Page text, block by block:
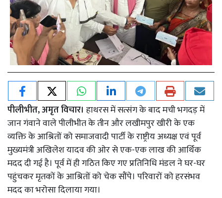
पीलीभीत, अमृत विचार। हाथरस में सत्संग के बाद मची भगदड़ में
जान गंवाने वाले पीलीभीत के तीन और लखीमपुर खीरी के एक
व्यक्ति के आश्रितों को समाजवादी पार्टी के राष्ट्रीय अध्यक्ष एवं पूर्व
मुख्यमंत्री अखिलेश यादव की ओर से एक-एक लाख की आर्थिक
मदद दी गई है। पूर्व में ही गठित किए गए प्रतिनिधि मंडल ने घर-घर
पहुंचकर मृतकों के आश्रितों को चेक सौंपे। परिवारों को हरसंभव
मदद का भरोसा दिलाया गया।